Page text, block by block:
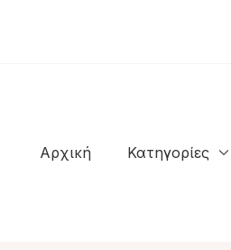
ANASTASIOS
Αρχική Κατηγορίες